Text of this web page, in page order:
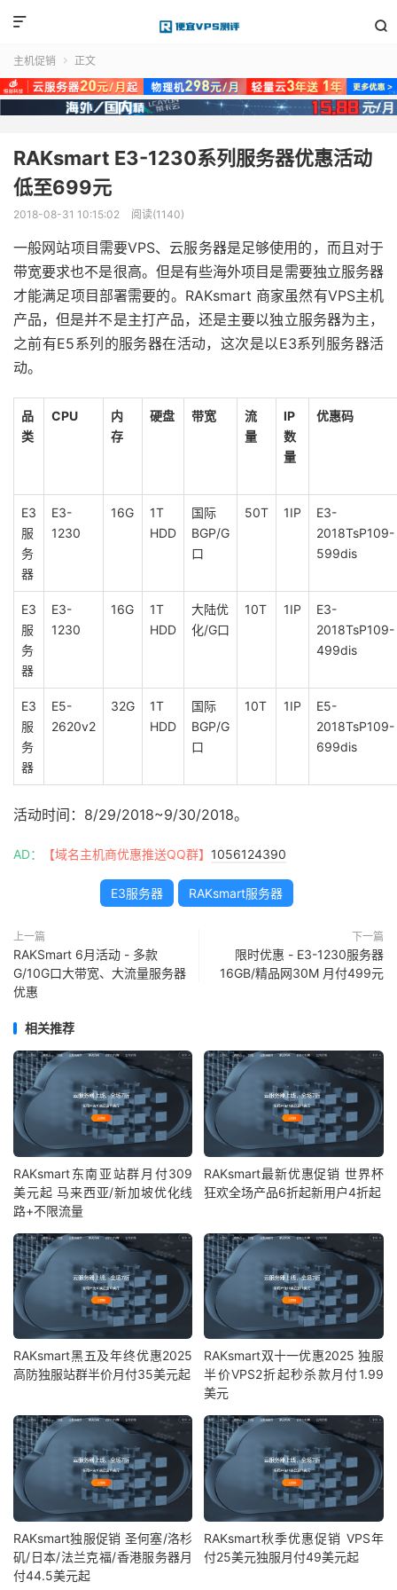


主机促销  正文
RAKsmart E3-1230系列服务器优惠活动
低至699元
2018-08-31 10:15:02 阅读(1140)
一般网站项目需要VPS、云服务器是足够使用的，而且对于
带宽要求也不是很高。但是有些海外项目是需要独立服务器
才能满足项目部署需要的。RAKsmart 商家虽然有VPS主机
产品，但是并不是主打产品，还是主要以独立服务器为主，
之前有E5系列的服务器在活动，这次是以E3系列服务器活
动。
品
类
CPU
内
存
硬盘 带宽
流
量
IP
数
量
优惠码
E3
服
务
器
E3-
1230
16G
1T
HDD
国际
BGP/G
口
50T 1IP
E3-
2018TsP109-
599dis
E3
服
务
器
E3-
1230
16G
1T
HDD
大陆优
化/G口
10T 1IP
E3-
2018TsP109-
499dis
E3
服
务
器
E5-
2620v2
32G
1T
HDD
国际
BGP/G
口
10T 1IP
E5-
2018TsP109-
699dis
活动时间：8/29/2018~9/30/2018。
AD： 【域名主机商优惠推送QQ群】 1056124390
E3服务器 RAKsmart服务器
上一篇
RAKSmart 6月活动 - 多款
G/10G口大带宽、大流量服务器
优惠
下一篇
限时优惠 - E3-1230服务器
16GB/精品网30M 月付499元
相关推荐
RAKsmart东南亚站群月付309
美元起 马来西亚/新加坡优化线
路+不限流量
RAKsmart最新优惠促销 世界杯
狂欢全场产品6折起新用户4折起
RAKsmart黑五及年终优惠2025
高防独服站群半价月付35美元起
RAKsmart双十一优惠2025 独服
半价VPS2折起秒杀款月付1.99
美元
RAKsmart独服促销 圣何塞/洛杉
矶/日本/法兰克福/香港服务器月
付44.5美元起
RAKsmart秋季优惠促销 VPS年
付25美元独服月付49美元起